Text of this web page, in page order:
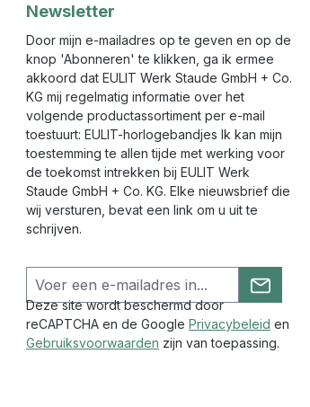
Newsletter
Door mijn e-mailadres op te geven en op de
knop 'Abonneren' te klikken, ga ik ermee
akkoord dat EULIT Werk Staude GmbH + Co.
KG mij regelmatig informatie over het
volgende productassortiment per e-mail
toestuurt: EULIT-horlogebandjes Ik kan mijn
toestemming te allen tijde met werking voor
de toekomst intrekken bij EULIT Werk
Staude GmbH + Co. KG. Elke nieuwsbrief die
wij versturen, bevat een link om u uit te
schrijven.
Deze site wordt beschermd door
reCAPTCHA en de Google Privacybeleid en
Gebruiksvoorwaarden zijn van toepassing.